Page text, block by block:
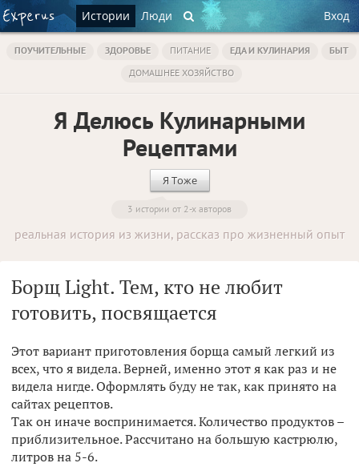
Истории Люди Вход
ПОУЧИТЕЛЬНЫЕ ЗДОРОВЬЕ ПИТАНИЕ ЕДА И КУЛИНАРИЯ
БЫТ
ДОМАШНЕЕ ХОЗЯЙСТВО
Я Делюсь Кулинарными
Рецептами
Я Тоже
3 истории от 2-х авторов
реальная история из жизни, рассказ про жизненный опыт
Борщ Light. Тем, кто не любит
готовить, посвящается
Этот вариант приготовления борща самый легкий из
всех, что я видела. Верней, именно этот я как раз и не
видела нигде. Оформлять буду не так, как принято на
сайтах рецептов.
Так он иначе воспринимается. Количество продуктов –
приблизительное. Рассчитано на большую кастрюлю,
литров на 5-6.